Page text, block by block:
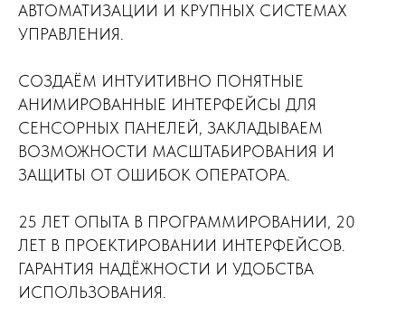
АВТОМАТИЗАЦИИ И КРУПНЫХ СИСТЕМАХ
УПРАВЛЕНИЯ.
СОЗДАЁМ ИНТУИТИВНО ПОНЯТНЫЕ
АНИМИРОВАННЫЕ ИНТЕРФЕЙСЫ ДЛЯ
СЕНСОРНЫХ ПАНЕЛЕЙ, ЗАКЛАДЫВАЕМ
ВОЗМОЖНОСТИ МАСШТАБИРОВАНИЯ И
ЗАЩИТЫ ОТ ОШИБОК ОПЕРАТОРА.
25 ЛЕТ ОПЫТА В ПРОГРАММИРОВАНИИ, 20
ЛЕТ В ПРОЕКТИРОВАНИИ ИНТЕРФЕЙСОВ.
ГАРАНТИЯ НАДЁЖНОСТИ И УДОБСТВА
ИСПОЛЬЗОВАНИЯ.